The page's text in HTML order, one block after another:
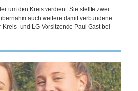
um den Kreis verdient. Sie stellte zwei
auch weitere damit verbundene
Kreis- und LG-Vorsitzende Paul Gast bei